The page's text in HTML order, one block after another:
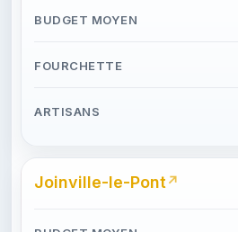
Joinville-le-Pont